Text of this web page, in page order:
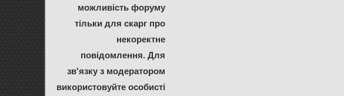
можливість форуму
тільки для скарг про
некоректне
повідомлення. Для
зв'язку з модератором
використовуйте особисті